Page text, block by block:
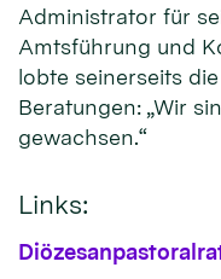
Administrator für
Amtsführung und
lobte seinerseits
Beratungen: „Wir
gewachsen.“
Links: